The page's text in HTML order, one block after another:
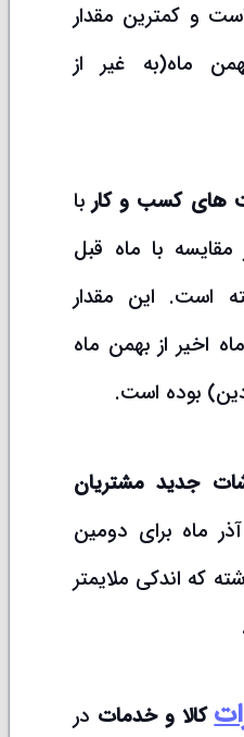
و کمترین مقدار
ماه(به غیر از
های کسب و کاربا
عدد 48.83 در مقایسه با ماه قبل
است. این مقدار
اخیر از بهمن ماه
بوده است.
جدید مشتریان
در آذر ماه برای دومین
که اندکی ملایمتر
کالا و خدمات در